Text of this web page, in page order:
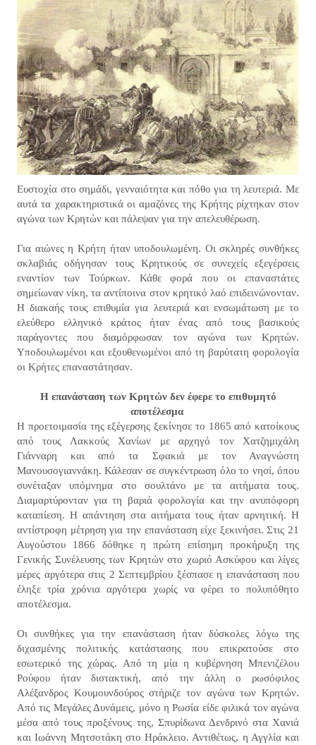
Ευστοχία στο σημάδι, γενναιότητα και πόθο για τη λευτεριά. Με
αυτά τα χαρακτηριστικά οι αμαζόνες της Κρήτης ρίχτηκαν στον
αγώνα των Κρητών και πάλεψαν για την απελευθέρωση.
Για αιώνες η Κρήτη ήταν υποδουλωμένη. Οι σκληρές συνθήκες
σκλαβιάς οδήγησαν τους Κρητικούς σε συνεχείς εξεγέρσεις
εναντίον των Τούρκων. Κάθε φορά που οι επαναστάτες
σημείωναν νίκη, τα αντίποινα στον κρητικό λαό επιδεινώνονταν.
Η διακαής τους επιθυμία για λευτεριά και ενσωμάτωση με το
ελεύθερο ελληνικό κράτος ήταν ένας από τους βασικούς
παράγοντες που διαμόρφωσαν τον αγώνα των Κρητών.
Υποδουλωμένοι και εξουθενωμένοι από τη βαρύτατη φορολογία
οι Κρήτες επαναστάτησαν.
Η επανάσταση των Κρητών δεν έφερε το επιθυμητό
αποτέλεσμα
Η προετοιμασία της εξέγερσης ξεκίνησε το 1865 από κατοίκους
από τους Λακκούς Χανίων με αρχηγό τον Χατζημιχάλη
Γιάνναρη και από τα Σφακιά με τον Αναγνώστη
Μανουσογιαννάκη. Κάλεσαν σε συγκέντρωση όλο το νησί, όπου
συνέταξαν υπόμνημα στο σουλτάνο με τα αιτήματα τους.
Διαμαρτύρονταν για τη βαριά φορολογία και την ανυπόφορη
καταπίεση. Η απάντηση στα αιτήματα τους ήταν αρνητική. Η
αντίστροφη μέτρηση για την επανάσταση είχε ξεκινήσει. Στις 21
Αυγούστου 1866 δόθηκε η πρώτη επίσημη προκήρυξη της
Γενικής Συνέλευσης των Κρητών στο χωριό Ασκύφου και λίγες
μέρες αργότερα στις 2 Σεπτεμβρίου ξέσπασε η επανάσταση που
έληξε τρία χρόνια αργότερα χωρίς να φέρει το πολυπόθητο
αποτέλεσμα.
Οι συνθήκες για την επανάσταση ήταν δύσκολες λόγω της
διχασμένης πολιτικής κατάστασης που επικρατούσε στο
εσωτερικό της χώρας. Από τη μία η κυβέρνηση Μπενιζέλου
Ρούφου ήταν διστακτική, από την άλλη ο ρωσόφιλος
Αλέξανδρος Κουμουνδούρος στήριζε τον αγώνα των Κρητών.
Από τις Μεγάλες Δυνάμεις, μόνο η Ρωσία είδε φιλικά τον αγώνα
μέσα από τους προξένους της, Σπυρίδωνα Δενδρινό στα Χανιά
και Ιωάννη Μητσοτάκη στο Ηράκλειο. Αντιθέτως, η Αγγλία και